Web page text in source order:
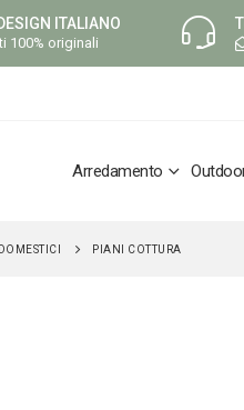
ITALIANO
100% originali
Arredamento
PIANI COTTURA